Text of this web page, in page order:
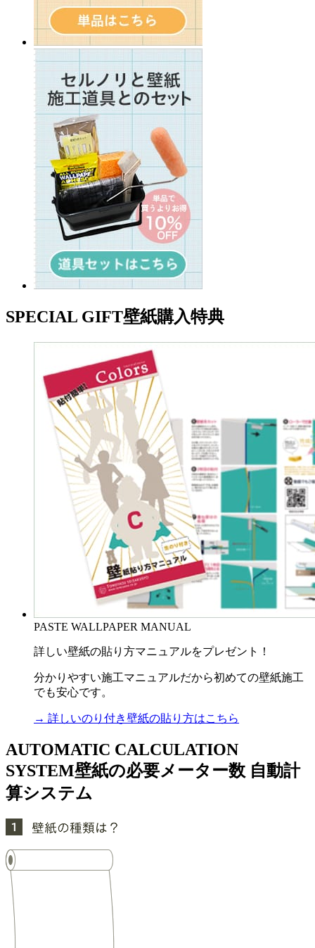
SPECIAL GIFT壁紙購入特典
PASTE WALLPAPER MANUAL
詳しい壁紙の貼り方マニュアルをプレゼント！
分かりやすい施工マニュアルだから初めての壁紙施工
でも安心です。
→ 詳しいのり付き壁紙の貼り方はこちら
AUTOMATIC CALCULATION
SYSTEM壁紙の必要メーター数 自動計
算システム